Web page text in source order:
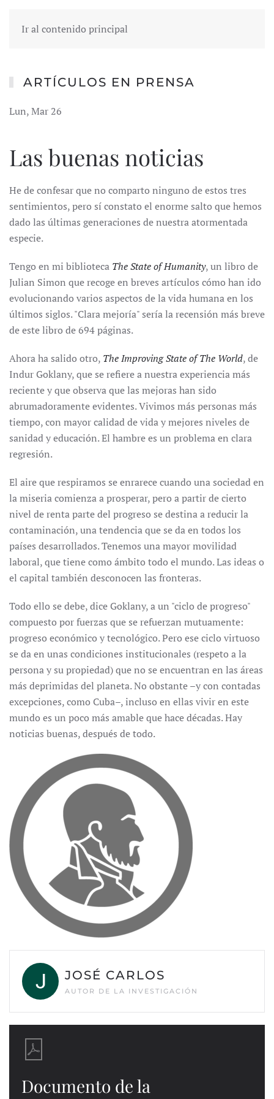
Ir al contenido principal
ARTÍCULOS EN PRENSA
Lun, Mar 26
Las buenas noticias
He de confesar que no comparto ninguno de estos tres
sentimientos, pero sí constato el enorme salto que hemos
dado las últimas generaciones de nuestra atormentada
especie.
Tengo en mi biblioteca The State of Humanity, un libro de
Julian Simon que recoge en breves artículos cómo han ido
evolucionando varios aspectos de la vida humana en los
últimos siglos. "Clara mejoría" sería la recensión más breve
de este libro de 694 páginas.
Ahora ha salido otro, The Improving State of The World, de
Indur Goklany, que se refiere a nuestra experiencia más
reciente y que observa que las mejoras han sido
abrumadoramente evidentes. Vivimos más personas más
tiempo, con mayor calidad de vida y mejores niveles de
sanidad y educación. El hambre es un problema en clara
regresión.
El aire que respiramos se enrarece cuando una sociedad en
la miseria comienza a prosperar, pero a partir de cierto
nivel de renta parte del progreso se destina a reducir la
contaminación, una tendencia que se da en todos los
países desarrollados. Tenemos una mayor movilidad
laboral, que tiene como ámbito todo el mundo. Las ideas o
el capital también desconocen las fronteras.
Todo ello se debe, dice Goklany, a un "ciclo de progreso"
compuesto por fuerzas que se refuerzan mutuamente:
progreso económico y tecnológico. Pero ese ciclo virtuoso
se da en unas condiciones institucionales (respeto a la
persona y su propiedad) que no se encuentran en las áreas
más deprimidas del planeta. No obstante –y con contadas
excepciones, como Cuba–, incluso en ellas vivir en este
mundo es un poco más amable que hace décadas. Hay
noticias buenas, después de todo.
JOSÉ CARLOS
AUTOR DE LA INVESTIGACIÓN
Documento de la